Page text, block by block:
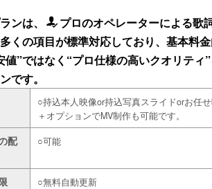
ンは、
プロのオペレーターによる歌
くの項目が標準対応しており、基本料
値”ではなく“プロ仕様の高いクオリティ
です。
○持込本人映像or持込写真スライドorお任
＋オプションでMV制作も可能です。
配
○可能
○無料自動更新